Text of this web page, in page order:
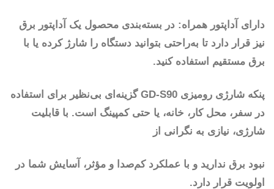
دارای آداپتور همراه: در بسته‌بندی محصول یک آداپتور برق
نیز قرار دارد تا به‌راحتی بتوانید دستگاه را شارژ کرده یا با
برق مستقیم استفاده کنید.
پنکه شارژی رومیزی GD-S90 گزینه‌ای بی‌نظیر برای استفاده
در سفر، محل کار، خانه، یا حتی کمپینگ است. با قابلیت
شارژی، نیازی به نگرانی از
نبود برق ندارید و با عملکرد کم‌صدا و مؤثر، آسایش شما در
اولویت قرار دارد.